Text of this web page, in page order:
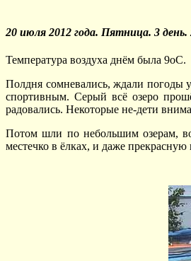
20 июля 2012 года. Пятница. 3 день.
Температура воздуха днём была 9оС.
Полдня сомневались, ждали погоды
спортивным. Серый всё озеро
радовались. Некоторые не-дети
Потом шли по небольшим озерам,
местечко в ёлках, и даже